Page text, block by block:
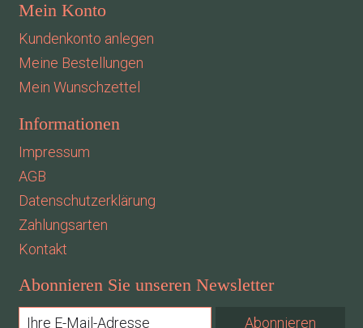
Mein Konto
Kundenkonto anlegen
Meine Bestellungen
Mein Wunschzettel
Informationen
Impressum
AGB
Datenschutzerklärung
Zahlungsarten
Kontakt
Abonnieren Sie unseren Newsletter
Abonnieren